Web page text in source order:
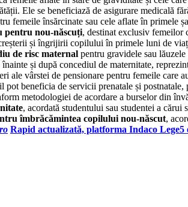
Ele se beneficiază de asigurare medicală
femeile însărcinate sau cele aflate în primele
pentru nou-născuți, destinat exclusiv femeilor
și îngrijirii copilului în primele luni de
de risc maternal pentru gravidele sau
și după concediul de maternitate,
ale vârstei de pensionare pentru femeile care
beneficia de servicii prenatale și postnatale,
metodologiei de acordare a burselor din
, acordată studentului sau studentei a
îmbrăcămintea copilului nou-născut,
Rapid actualizată, platforma Indaco